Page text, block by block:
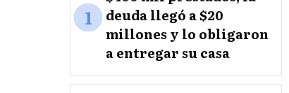
1
deuda llegó a $20
millones y lo obligaron
a entregar su casa